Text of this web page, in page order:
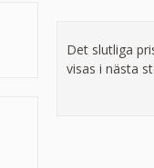
Det slutliga
visas i nästa